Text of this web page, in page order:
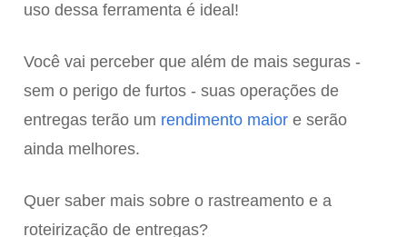
uso dessa ferramenta é ideal!
Você vai perceber que além de mais seguras -
sem o perigo de furtos - suas operações de
entregas terão um rendimento maior e serão
ainda melhores.
Quer saber mais sobre o rastreamento e a
roteirização de entregas?